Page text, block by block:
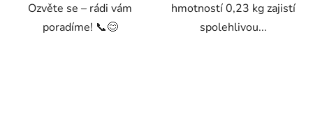
Ozvěte se – rádi vám
poradíme! 📞😊
hmotností 0,23 kg zajistí
spolehlivou...